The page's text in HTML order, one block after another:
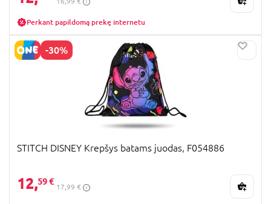
gautų nuostabų draugą, kuris suteiks ilgas
valandas linksmo žaidimo, kūrybos bei šypsenų.
Perkant papildomą prekę internetu
-30%
STITCH DISNEY Krepšys batams juodas, F054886
12,59 €
17,99 €